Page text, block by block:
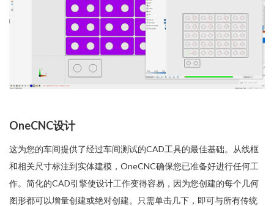
OneCNC设计
这为您的车间提供了经过车间测试的CAD工具的最佳基础。从线框
和相关尺寸标注到实体建模，OneCNC确保您已准备好进行任何工
作。简化的CAD引擎使设计工作变得容易，因为您创建的每个几何
图形都可以增量创建或绝对创建。只需单击几下，即可与所有传统